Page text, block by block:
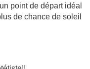
point de départ idéal
de chance de soleil